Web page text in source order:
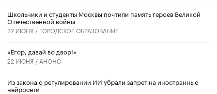
Школьники и студенты Москвы почтили память героев Великой
Отечественной войны
22 ИЮНЯ / ГОРОДСКОЕ ОБРАЗОВАНИЕ
«Егор, давай во двор!»
22 ИЮНЯ / АНОНС
Из закона о регулировании ИИ убрали запрет на иностранные
нейросети